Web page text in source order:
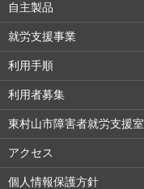
自主製品
就労支援事業
利用手順
利用者募集
東村山市障害者就労支援室
アクセス
個人情報保護方針